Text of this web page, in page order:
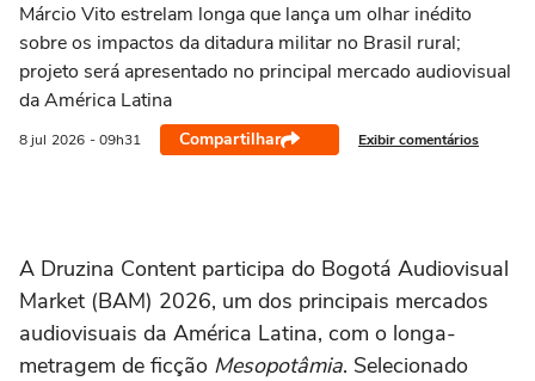
Márcio Vito estrelam longa que lança um olhar inédito
sobre os impactos da ditadura militar no Brasil rural;
projeto será apresentado no principal mercado audiovisual
da América Latina
8 jul 2026 - 09h31 Compartilhar Exibir comentários
A Druzina Content participa do Bogotá Audiovisual
Market (BAM) 2026, um dos principais mercados
audiovisuais da América Latina, com o longa-
metragem de ficção Mesopotâmia. Selecionado